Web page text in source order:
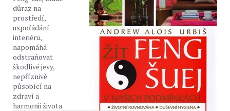
důraz na
prostředí,
uspořádání
interiéru,
napomáhá
odstraňovat
škodlivé jevy,
nepříznivě
působící na
zdraví a
harmonii života.